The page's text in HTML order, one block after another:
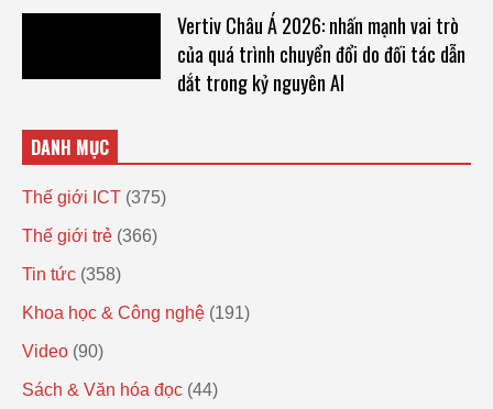
Vertiv Châu Á 2026: nhấn mạnh vai trò
của quá trình chuyển đổi do đối tác dẫn
dắt trong kỷ nguyên AI
DANH MỤC
Thế giới ICT (375)
Thế giới trẻ (366)
Tin tức (358)
Khoa học & Công nghệ (191)
Video (90)
Sách & Văn hóa đọc (44)